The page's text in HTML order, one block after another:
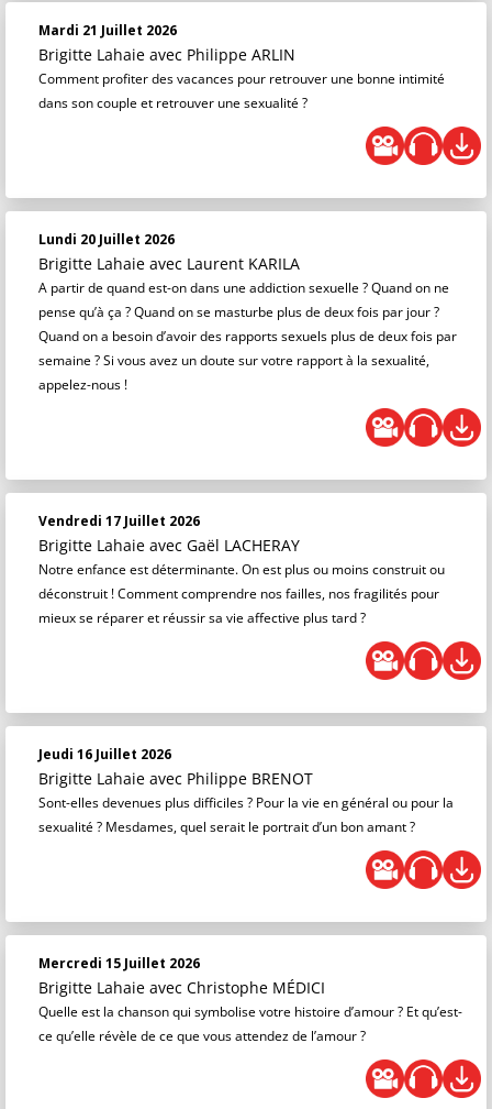
Mardi 21 Juillet 2026
Brigitte Lahaie avec Philippe ARLIN
Comment profiter des vacances pour retrouver une bonne intimité
dans son couple et retrouver une sexualité ?
Lundi 20 Juillet 2026
Brigitte Lahaie avec Laurent KARILA
A partir de quand est-on dans une addiction sexuelle ? Quand on ne
pense qu’à ça ? Quand on se masturbe plus de deux fois par jour ?
Quand on a besoin d’avoir des rapports sexuels plus de deux fois par
semaine ? Si vous avez un doute sur votre rapport à la sexualité,
appelez-nous !
Vendredi 17 Juillet 2026
Brigitte Lahaie avec Gaël LACHERAY
Notre enfance est déterminante. On est plus ou moins construit ou
déconstruit ! Comment comprendre nos failles, nos fragilités pour
mieux se réparer et réussir sa vie affective plus tard ?
Jeudi 16 Juillet 2026
Brigitte Lahaie avec Philippe BRENOT
Sont-elles devenues plus difficiles ? Pour la vie en général ou pour la
sexualité ? Mesdames, quel serait le portrait d’un bon amant ?
Mercredi 15 Juillet 2026
Brigitte Lahaie avec Christophe MÉDICI
Quelle est la chanson qui symbolise votre histoire d’amour ? Et qu’est-
ce qu’elle révèle de ce que vous attendez de l’amour ?